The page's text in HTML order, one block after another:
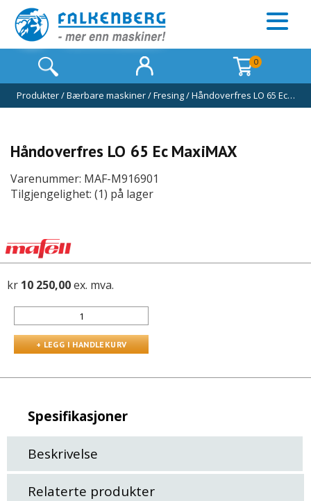
0
Produkter/Bærbare maskiner/Fresing/Håndoverfres LO 65 Ec…
Håndoverfres LO 65 Ec MaxiMAX
Varenummer: MAF-M916901
Tilgjengelighet: (1) på lager
kr 10 250,00ex. mva.
Spesifikasjoner
Beskrivelse
Relaterte produkter